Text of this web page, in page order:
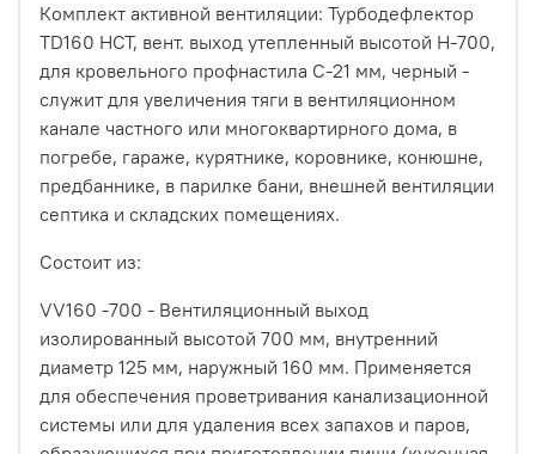
Комплект активной вентиляции: Турбодефлектор
TD160 НСТ, вент. выход утепленный высотой Н-700,
для кровельного профнастила С-21 мм, черный -
служит для увеличения тяги в вентиляционном
канале частного или многоквартирного дома, в
погребе, гараже, курятнике, коровнике, конюшне,
предбаннике, в парилке бани, внешней вентиляции
септика и складских помещениях.
Состоит из:
VV160 -700 - Вентиляционный выход
изолированный высотой 700 мм, внутренний
диаметр 125 мм, наружный 160 мм. Применяется
для обеспечения проветривания канализационной
системы или для удаления всех запахов и паров,